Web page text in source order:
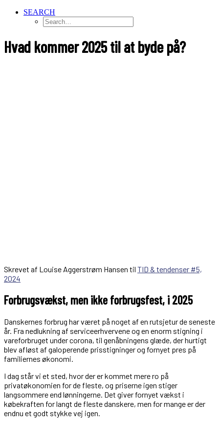
SEARCH
Hvad kommer 2025 til at byde på?
Skrevet af Louise Aggerstrøm Hansen til TID & tendenser #5,
2024
Forbrugsvækst, men ikke forbrugsfest, i 2025
Danskernes forbrug har været på noget af en rutsjetur de seneste
år. Fra nedlukning af serviceerhvervene og en enorm stigning i
vareforbruget under corona, til gen­åbningens glæde, der hurtigt
blev afløst af galoperende prisstigninger og fornyet pres på
familiernes økonomi.
I dag står vi et sted, hvor der er kommet mere ro på
privatøkonomien for de fleste, og priserne igen stiger
langsommere end lønningerne. Det giver fornyet vækst i
købekraften for langt de fleste danskere, men for mange er der
endnu et godt stykke vej igen.